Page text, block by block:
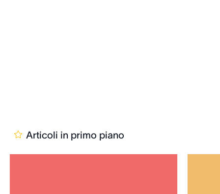
Articoli in primo piano